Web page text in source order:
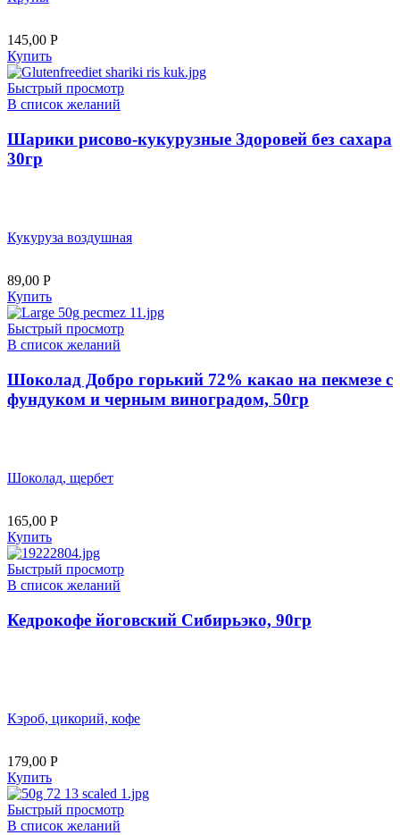
145,00 Р
Купить
Быстрый просмотр
В список желаний
Шарики рисово-кукурузные Здоровей без сахара
30гр
Кукуруза воздушная
89,00 Р
Купить
Быстрый просмотр
В список желаний
Шоколад Добро горький 72% какао на пекмезе с
фундуком и черным виноградом, 50гр
Шоколад, щербет
165,00 Р
Купить
Быстрый просмотр
В список желаний
Кедрокофе йоговский Сибирьэко, 90гр
Кэроб, цикорий, кофе
179,00 Р
Купить
Быстрый просмотр
В список желаний